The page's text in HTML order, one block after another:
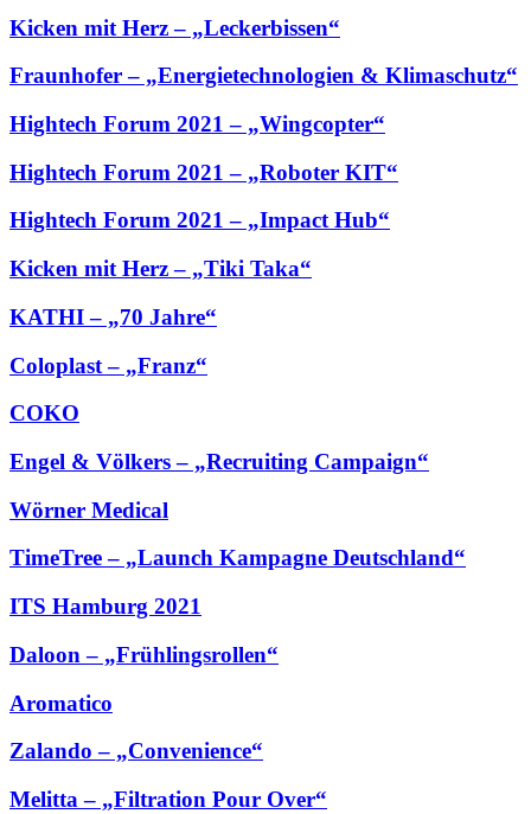
Kicken mit Herz – „Leckerbissen“
Fraunhofer – „Energietechnologien & Klimaschutz“
Hightech Forum 2021 – „Wingcopter“
Hightech Forum 2021 – „Roboter KIT“
Hightech Forum 2021 – „Impact Hub“
Kicken mit Herz – „Tiki Taka“
KATHI – „70 Jahre“
Coloplast – „Franz“
COKO
Engel & Völkers – „Recruiting Campaign“
Wörner Medical
TimeTree – „Launch Kampagne Deutschland“
ITS Hamburg 2021
Daloon – „Frühlingsrollen“
Aromatico
Zalando – „Convenience“
Melitta – „Filtration Pour Over“